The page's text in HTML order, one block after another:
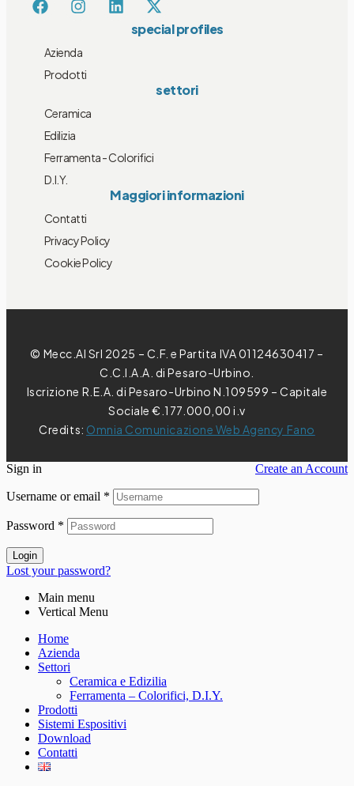
special profiles
Azienda
Prodotti
settori
Ceramica
Edilizia
Ferramenta - Colorifici
D.I.Y.
Maggiori informazioni
Contatti
Privacy Policy
Cookie Policy
© Mecc.Al Srl 2025 – C.F. e Partita IVA 01124630417 –
C.C.I.A.A. di Pesaro-Urbino.
Iscrizione R.E.A. di Pesaro-Urbino N.109599 – Capitale
Sociale €.177.000,00 i.v
Credits: Omnia Comunicazione Web Agency Fano
Sign in Create an Account
Username or email *
Password *
Login
Lost your password?
Main menu
Vertical Menu
Home
Azienda
Settori
Ceramica e Edizilia
Ferramenta – Colorifici, D.I.Y.
Prodotti
Sistemi Espositivi
Download
Contatti